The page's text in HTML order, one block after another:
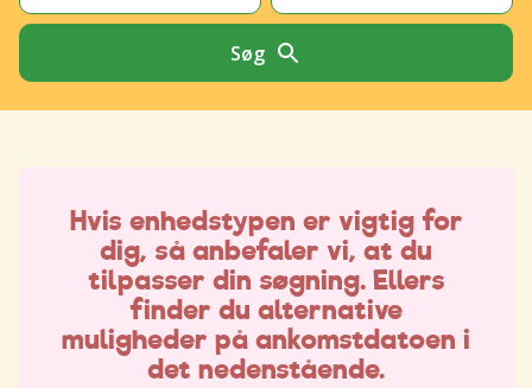
Søg
Hvis enhedstypen er vigtig for
dig, så anbefaler vi, at du
tilpasser din søgning. Ellers
finder du alternative
muligheder på ankomstdatoen i
det nedenstående.